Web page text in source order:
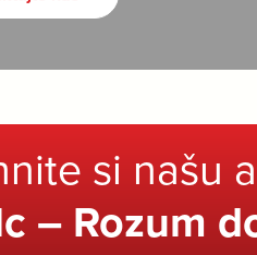
si našu
– Rozum